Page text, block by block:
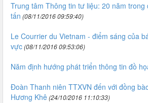
Trung tâm Thông tin tư liệu: 20 năm trong
tấn (08/11/2016 09:59:40)
Le Courrier du Vietnam - điểm sáng của
vực(08/11/2016 09:53:06)
Năm định hướng phát triển thông tin đồ
Đoàn Thanh niên TTXVN đến với đồng
Hương Khê(24/10/2016 11:10:33)